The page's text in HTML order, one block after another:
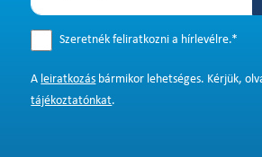
Szeretnék feliratkozni a hírlevélre.*
A leiratkozás bármikor lehetséges. Kérjük,
tájékoztatónkat.